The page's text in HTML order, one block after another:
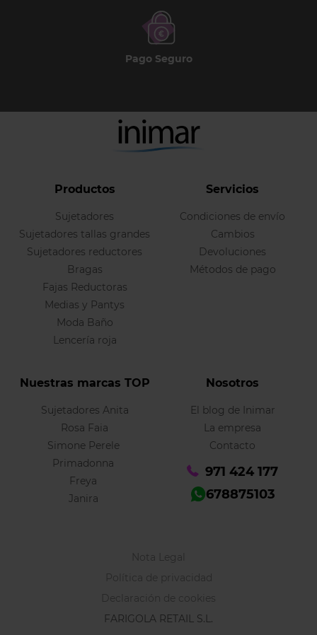
Pago Seguro
Productos
Sujetadores
Sujetadores tallas grandes
Sujetadores reductores
Bragas
Fajas Reductoras
Medias y Pantys
Moda Baño
Lencería roja
Servicios
Condiciones de envío
Cambios
Devoluciones
Métodos de pago
Nuestras marcas TOP
Sujetadores Anita
Rosa Faia
Simone Perele
Primadonna
Freya
Janira
Nosotros
El blog de Inimar
La empresa
Contacto
971 424 177
678875103
Nota Legal
Política de privacidad
Declaración de cookies
FARIGOLA RETAIL S.L.